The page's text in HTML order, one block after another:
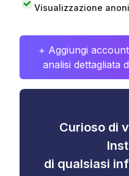
Visualizzazione
+ Aggiungi
analisi dettagliata
Curioso di
di qualsiasi